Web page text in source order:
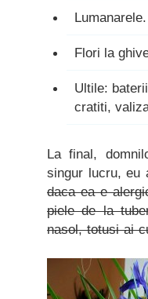
Flori la
Ultile:
cratiti,
La final,
singur lucru,
daca ea e
piele de la
nasol, totusi ai